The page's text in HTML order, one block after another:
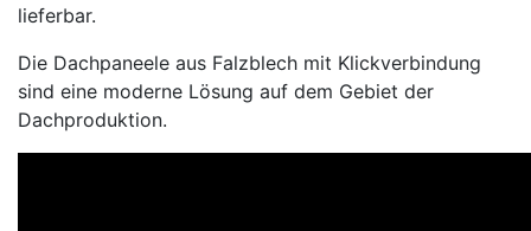
lieferbar.
Die Dachpaneele aus Falzblech mit Klickverbindung
sind eine moderne Lösung auf dem Gebiet der
Dachproduktion.